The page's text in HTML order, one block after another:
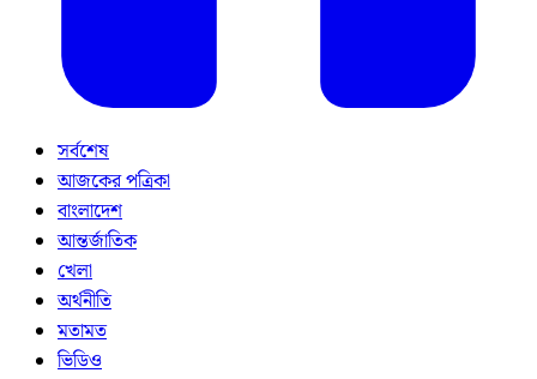
সর্বশেষ
আজকের পত্রিকা
বাংলাদেশ
আন্তর্জাতিক
খেলা
অর্থনীতি
মতামত
ভিডিও